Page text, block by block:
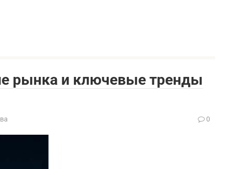
рынка и ключевые тренды
0